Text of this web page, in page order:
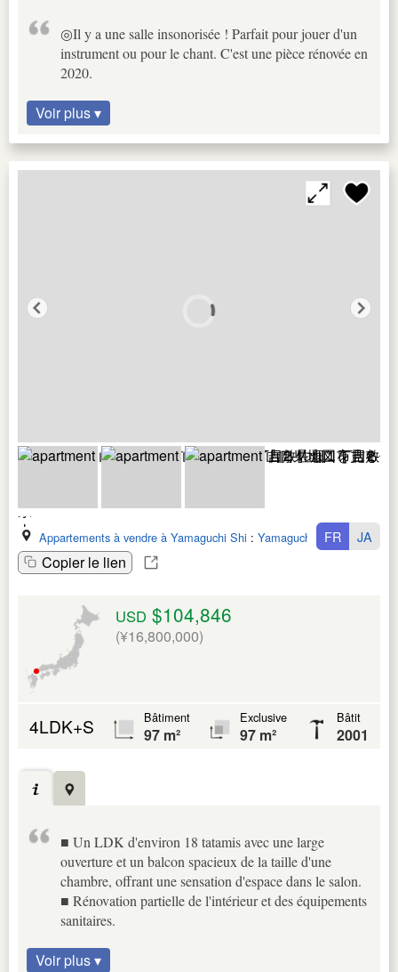
◎Il y a une salle insonorisée ! Parfait pour jouer d'un
instrument ou pour le chant. C'est une pièce rénovée en
2020.
Voir plus ▾
Appartements à vendre à Yamaguchi Shi : Yamaguchi Ken
Copier le lien
FR JA
USD $104,846
(¥16,800,000)
4LDK+S Bâtiment
97 m²
Exclusive
97 m²
Bâtit
2001
■ Un LDK d'environ 18 tatamis avec une large
ouverture et un balcon spacieux de la taille d'une
chambre, offrant une sensation d'espace dans le salon.
■ Rénovation partielle de l'intérieur et des équipements
sanitaires.
Voir plus ▾